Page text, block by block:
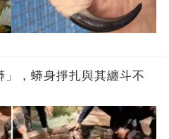
，蟒身掙扎與其纏斗不